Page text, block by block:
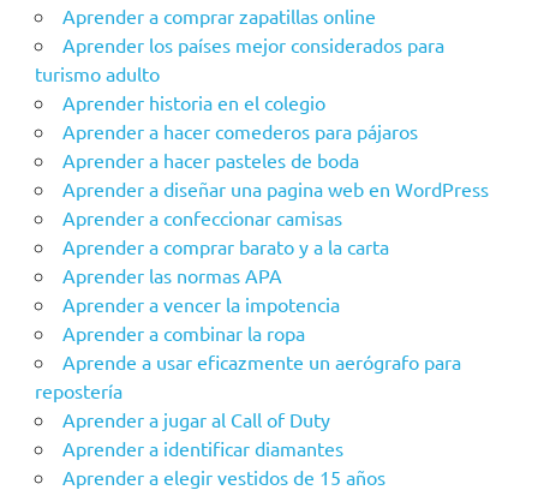
Aprender a comprar zapatillas online
Aprender los países mejor considerados para
turismo adulto
Aprender historia en el colegio
Aprender a hacer comederos para pájaros
Aprender a hacer pasteles de boda
Aprender a diseñar una pagina web en WordPress
Aprender a confeccionar camisas
Aprender a comprar barato y a la carta
Aprender las normas APA
Aprender a vencer la impotencia
Aprender a combinar la ropa
Aprende a usar eficazmente un aerógrafo para
repostería
Aprender a jugar al Call of Duty
Aprender a identificar diamantes
Aprender a elegir vestidos de 15 años